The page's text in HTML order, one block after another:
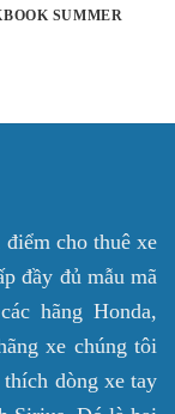
SUMMER
cho thuê xe
đầy đủ mẫu mã
hãng Honda,
xe chúng tôi
thích dòng xe tay